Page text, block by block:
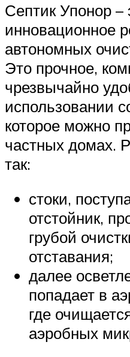
Септик Упонор –
инновационное
автономных
Это прочное,
чрезвычайно
использовании
которое можно
частных домах.
так:
стоки,
отстойник,
грубой
отставания;
далее
попадает в
где
аэробных